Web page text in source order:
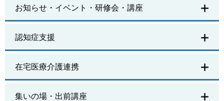
お知らせ・イベント・研修会・講座
認知症支援
在宅医療介護連携
集いの場・出前講座